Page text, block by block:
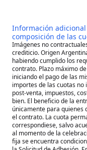
Información
composición de las
Imágenes no
crediticio. Origen
habiendo cumplido los
contrato. Plazo máximo
iniciando el pago de las
importes de las cuotas
post-venta, impuestos,
bien. El beneficio de la
únicamente para quienes
el contrato. La cuota
correspondiese, salvo
al momento de la
fija se encuentra